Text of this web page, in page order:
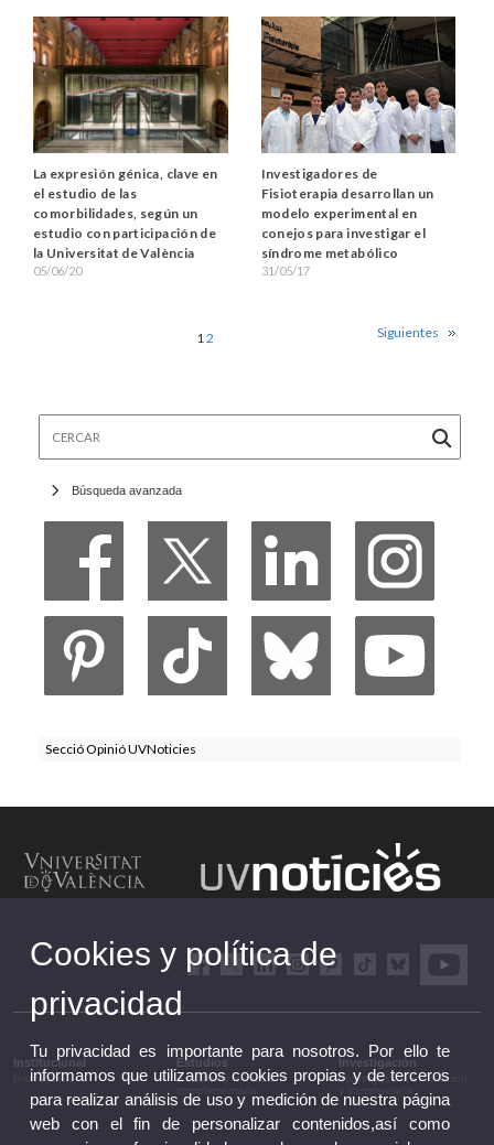
La expresión génica, clave en
el estudio de las
comorbilidades, según un
estudio con participación de
la Universitat de València
05/06/20
Investigadores de
Fisioterapia desarrollan un
modelo experimental en
conejos para investigar el
síndrome metabólico
31/05/17
12 Siguientes
Búsqueda avanzada
Secció Opinió UVNoticies
Institucional
Institucional
Estudios
Estudios y formación
Investigación
Investigación, innovación
Cookies y política de
privacidad
Tu privacidad es importante para nosotros. Por ello te
informamos que utilizamos cookies propias y de terceros
para realizar análisis de uso y medición de nuestra página
web con el fin de personalizar contenidos,así como